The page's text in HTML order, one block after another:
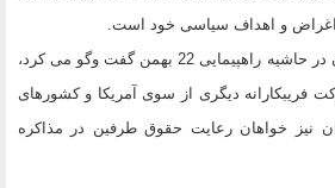
اغراض و اهداف سیاسی خود است.
وی که با خبرنگار شبکه ایران در حاشیه راهپیمایی 22 بهمن گفت وگو می کرد،‌
فریبکارانه دیگری از سوی آمریکا و کشورهای
نیز خواهان رعایت حقوق طرفین در مذاکره